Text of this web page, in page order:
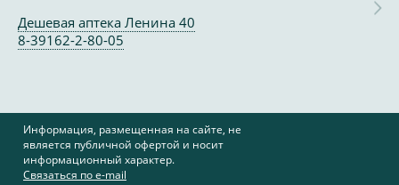
Дешевая аптека Ленина 40
8-39162-2-80-05
Информация, размещенная на сайте, не
является публичной офертой и носит
информационный характер.
Связаться по e-mail